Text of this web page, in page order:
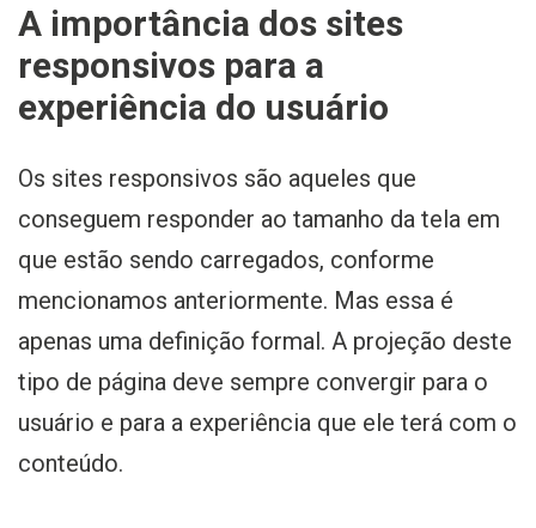
A importância dos sites
responsivos para a
experiência do usuário
Os sites responsivos são aqueles que
conseguem responder ao tamanho da tela em
que estão sendo carregados, conforme
mencionamos anteriormente. Mas essa é
apenas uma definição formal. A projeção deste
tipo de página deve sempre convergir para o
usuário e para a experiência que ele terá com o
conteúdo.